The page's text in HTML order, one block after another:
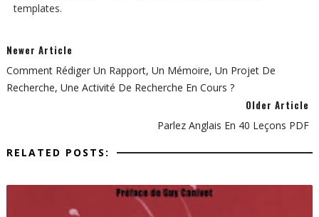
templates.
Newer Article
Comment Rédiger Un Rapport, Un Mémoire, Un Projet De
Recherche, Une Activité De Recherche En Cours ?
Older Article
Parlez Anglais En 40 Leçons PDF
RELATED POSTS: